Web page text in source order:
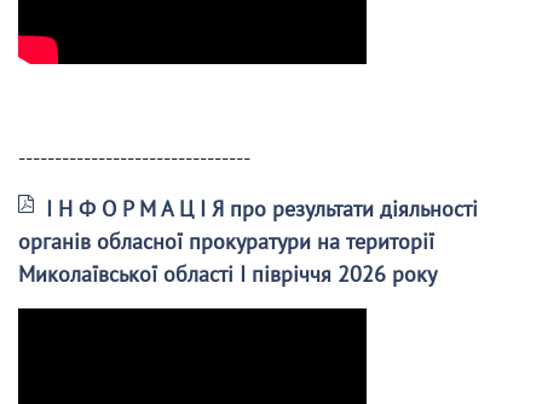
--------------------------------
І Н Ф О Р М А Ц І Я про результати діяльності
органів обласної прокуратури на території
Миколаївської області І півріччя 2026 року